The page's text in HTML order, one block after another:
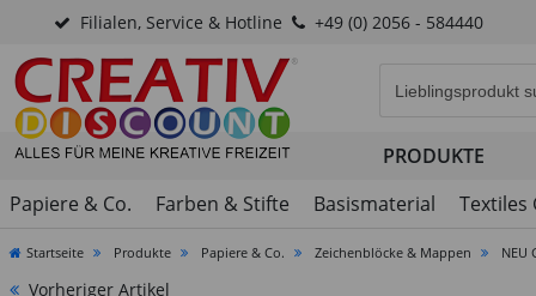
Filialen, Service & Hotline +49 (0) 2056 - 584440
PRODUKTE
Papiere & Co.
Farben & Stifte Basismaterial Textiles
Startseite Produkte Papiere & Co. Zeichenblöcke & Mappen NEU
Vorheriger Artikel